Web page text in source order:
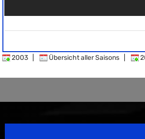
2003 Übersicht aller Saisons